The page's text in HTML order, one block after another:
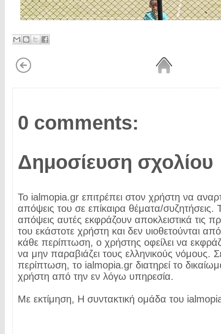
0 comments:
Δημοσίευση σχολίου
Το ialmopia.gr επιτρέπει στον χρήστη να
απόψεις του σε επίκαιρα θέματα/συζητήσεις.
απόψεις αυτές εκφράζουν αποκλειστικά τις
του εκάστοτε χρήστη και δεν υιοθετούνται
κάθε περίπτωση, ο χρήστης οφείλει να
να μην παραβιάζει τους ελληνικούς νόμους.
περίπτωση, το ialmopia.gr διατηρεί το
χρήστη από την εν λόγω υπηρεσία.
Με εκτίμηση, Η συντακτική ομάδα του